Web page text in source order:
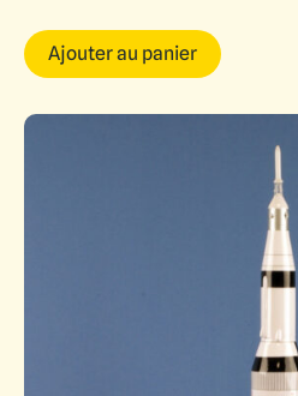
Ajouter au panier